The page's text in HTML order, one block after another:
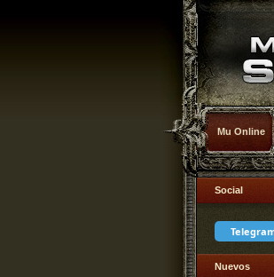
Mu Online
Social
Nuevos